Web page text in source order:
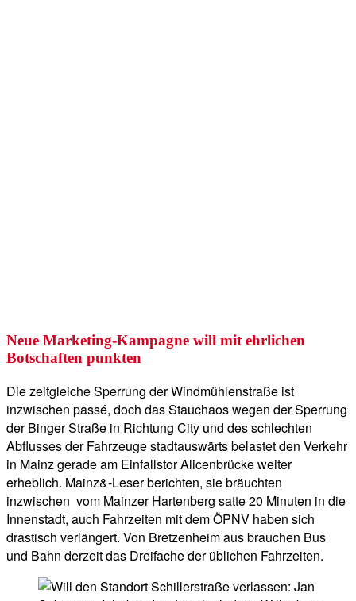
Neue Marketing-Kampagne will mit ehrlichen
Botschaften punkten
Die zeitgleiche Sperrung der Windmühlenstraße ist
inzwischen passé, doch das Stauchaos wegen der Sperrung
der Binger Straße in Richtung City und des schlechten
Abflusses der Fahrzeuge stadtauswärts belastet den Verkehr
in Mainz gerade am Einfallstor Alicenbrücke weiter
erheblich. Mainz&-Leser berichten, sie bräuchten
inzwischen vom Mainzer Hartenberg satte 20 Minuten in die
Innenstadt, auch Fahrzeiten mit dem ÖPNV haben sich
drastisch verlängert. Von Bretzenheim aus brauchen Bus
und Bahn derzeit das Dreifache der üblichen Fahrzeiten.